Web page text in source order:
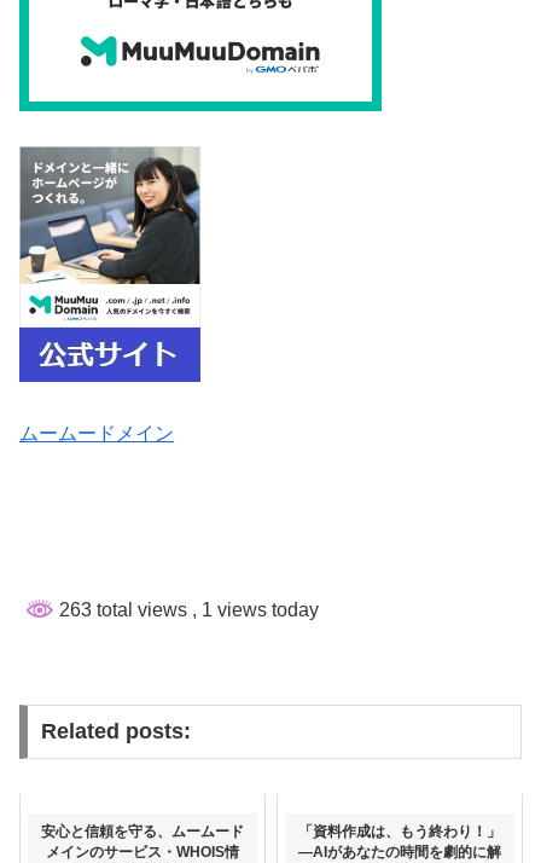
ムームードメイン
263 total views , 1 views today
Related posts:
安心と信頼を守る、ムームード
メインのサービス・WHOIS情
「資料作成は、もう終わり！」
—AIがあなたの時間を劇的に解